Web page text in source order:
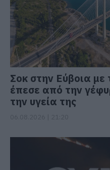
Σοκ στην Εύβοια
έπεσε από την
την υγεία της